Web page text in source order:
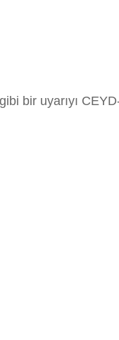
bir uyarıyı